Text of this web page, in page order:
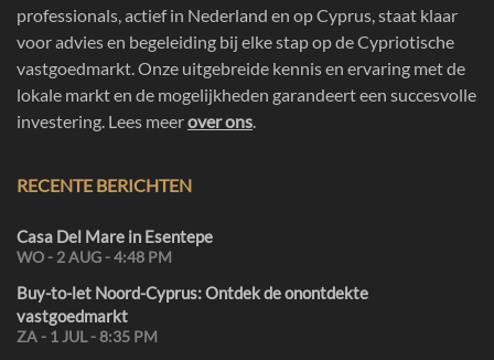
professionals, actief in Nederland en op Cyprus, staat klaar
voor advies en begeleiding bij elke stap op de Cypriotische
vastgoedmarkt. Onze uitgebreide kennis en ervaring met de
lokale markt en de mogelijkheden garandeert een succesvolle
investering. Lees meerover ons.
RECENTE BERICHTEN
Casa Del Mare in Esentepe
WO - 2 AUG - 4:48 PM
Buy-to-let Noord-Cyprus: Ontdek de onontdekte
vastgoedmarkt
ZA - 1 JUL - 8:35 PM